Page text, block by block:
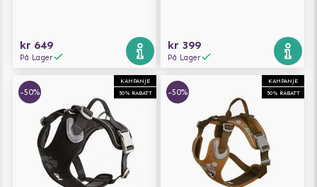
kr 649
På Lager
kr 399
På Lager
KAMPANJE
50% RABATT
-50%
KAMPANJE
50% RABATT
-50%